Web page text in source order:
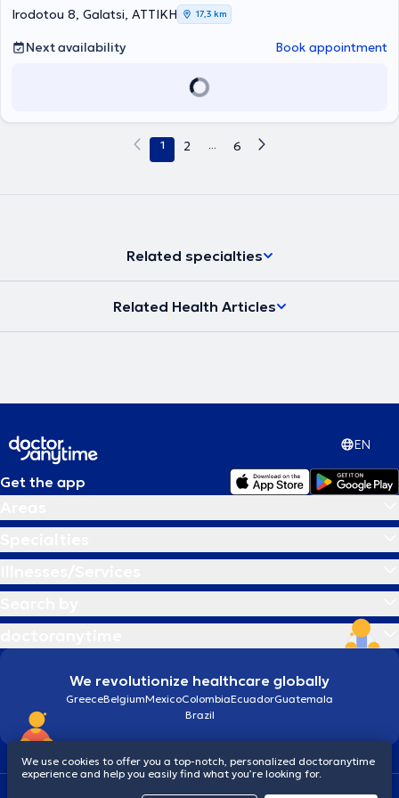
Irodotou 8, Galatsi, ΑΤΤΙΚΗ 17,3 km
Next availability Book appointment
1 2 ... 6
Related specialties
Related Health Articles
EN
Get the app
We revolutionize healthcare globally
GreeceBelgiumMexicoColombiaEcuadorGuatemala
Brazil
Cookiesdoctoranytime: Data Protection Policy
We use cookies to offer you a top-notch, personalized doctoranytime
experience and help you easily find what you’re looking for.